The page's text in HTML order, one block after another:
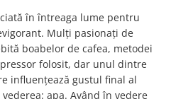
în întreaga lume pentru
Mulți pasionați de
boabelor de cafea, metodei
folosit, dar unul dintre
influențează gustul final al
apa. Având în vedere